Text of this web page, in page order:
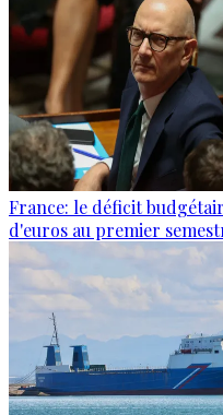
France: le déficit
d'euros au premier